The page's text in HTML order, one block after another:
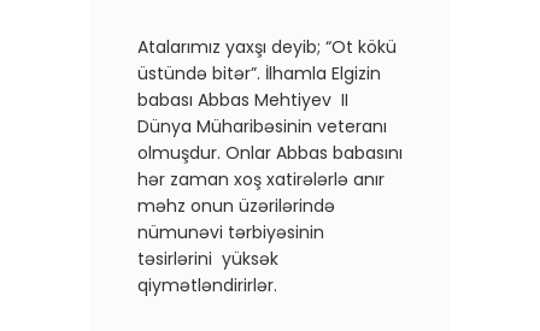
Atalarımız yaxşı deyib; “Ot kökü
üstündə bitər”. İlhamla Elgizin
babası Abbas Mehtiyev II
Dünya Müharibəsinin veteranı
olmuşdur. Onlar Abbas babasını
hər zaman xoş xatirələrlə anır
məhz onun üzərilərində
nümunəvi tərbiyəsinin
təsirlərini yüksək
qiymətləndirirlər.